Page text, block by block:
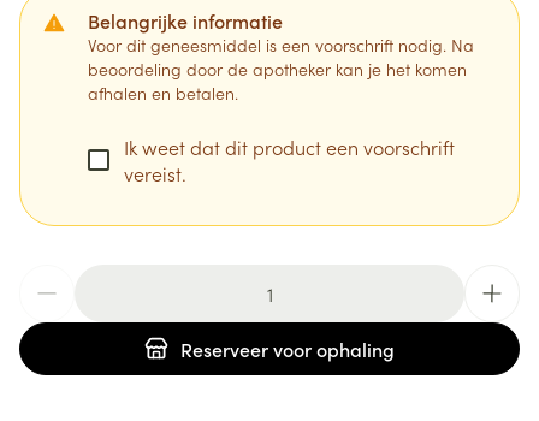
Belangrijke informatie
Voor dit geneesmiddel is een voorschrift nodig. Na
beoordeling door de apotheker kan je het komen
afhalen en betalen.
Ik weet dat dit product een voorschrift
vereist.
Reserveervoor ophaling